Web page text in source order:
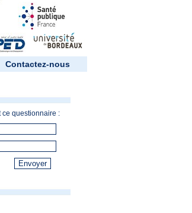
Contactez-nous
questionnaire :